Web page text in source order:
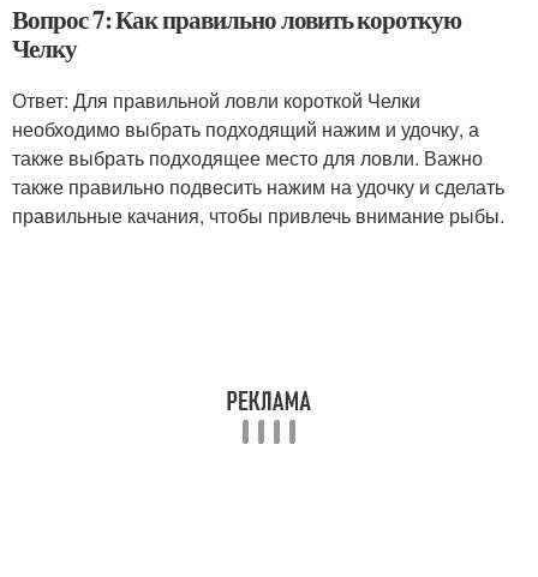
Вопрос 7: Как правильно ловить короткую
Челку
Ответ: Для правильной ловли короткой Челки
необходимо выбрать подходящий нажим и удочку, а
также выбрать подходящее место для ловли. Важно
также правильно подвесить нажим на удочку и сделать
правильные качания, чтобы привлечь внимание рыбы.